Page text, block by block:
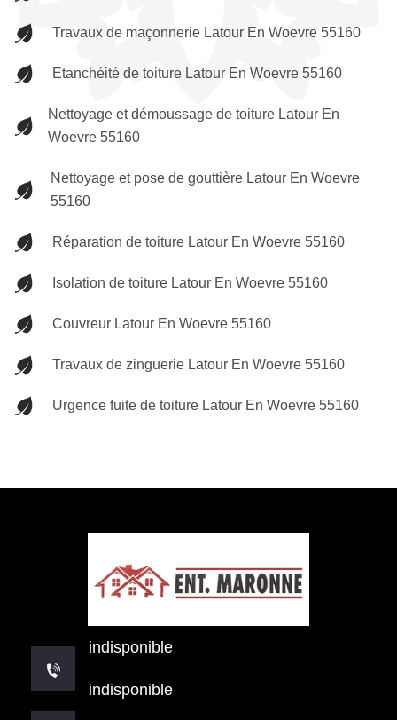
Travaux de maçonnerie Latour En Woevre 55160
Etanchéité de toiture Latour En Woevre 55160
Nettoyage et démoussage de toiture Latour En
Woevre 55160
Nettoyage et pose de gouttière Latour En Woevre
55160
Réparation de toiture Latour En Woevre 55160
Isolation de toiture Latour En Woevre 55160
Couvreur Latour En Woevre 55160
Travaux de zinguerie Latour En Woevre 55160
Urgence fuite de toiture Latour En Woevre 55160
indisponible
indisponible